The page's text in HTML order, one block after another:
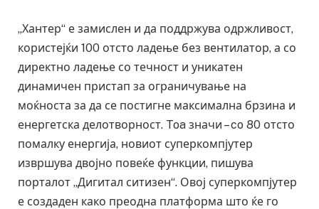
„Хантер“ е замислен и да поддржува одржливост,
користејќи 100 отсто ладење без вентилатор, а со
директно ладење со течност и уникатен
динамичен пристап за ограничување на
моќноста за да се постигне максимална брзина и
енергетска делотворност. Toa значи – co 80 отсто
помалку енергија, новиот суперкомпјутер
извршува двојно повеќе функции, пишува
порталот „Дигитал ситизен“. Овој суперкомпјутер
е создаден како преодна платформа што ќе го